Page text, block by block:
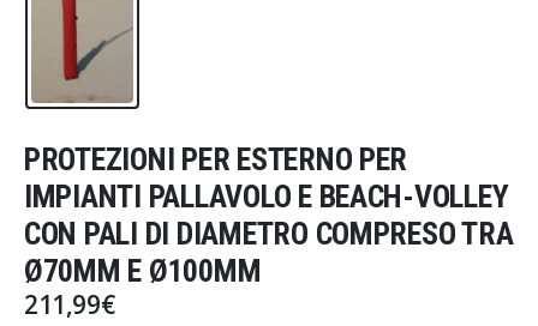
PROTEZIONI PER ESTERNO PER
IMPIANTI PALLAVOLO E BEACH-VOLLEY
CON PALI DI DIAMETRO COMPRESO TRA
Ø70MM E Ø100MM
211,99€